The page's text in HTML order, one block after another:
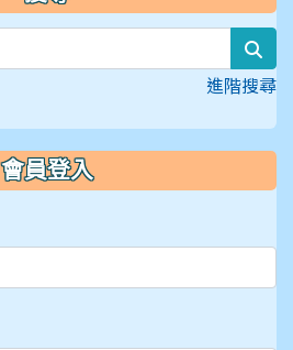
進階搜尋
會員登入